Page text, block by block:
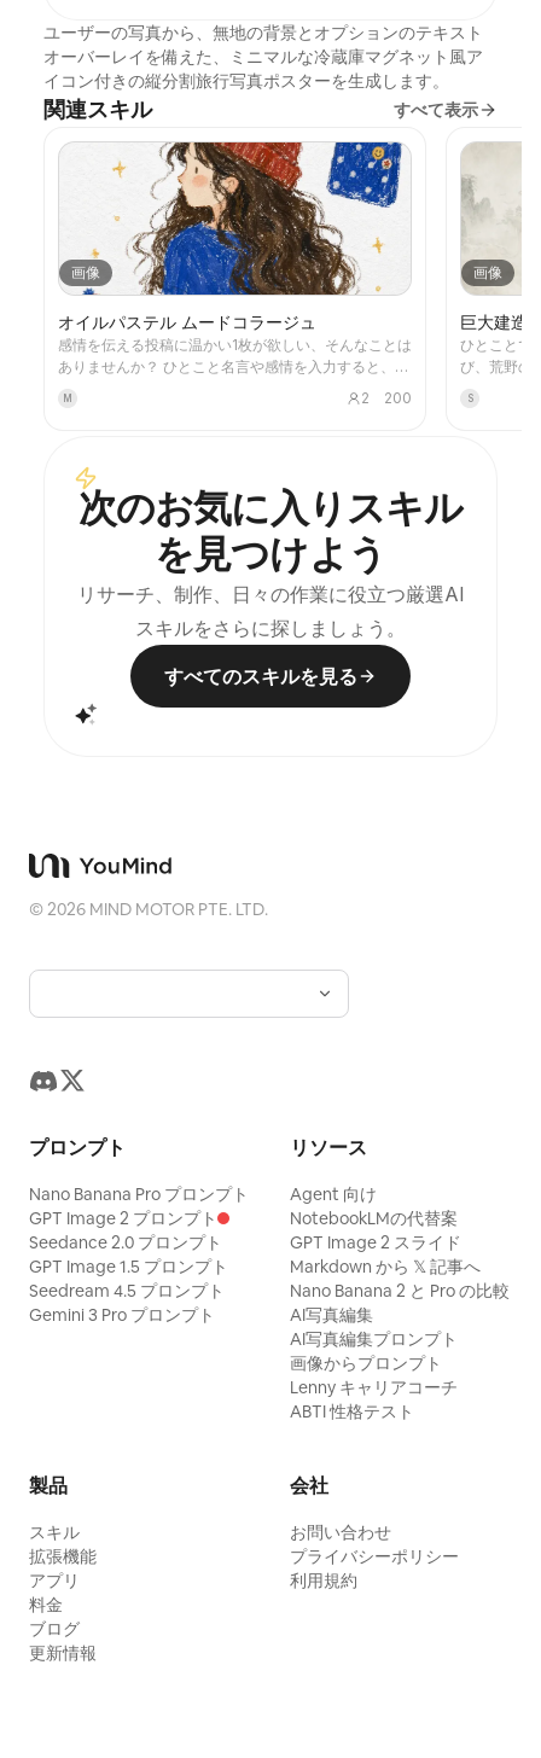
ユーザーの写真から、無地の背景とオプションのテキスト
オーバーレイを備えた、ミニマルな冷蔵庫マグネット風ア
イコン付きの縦分割旅行写真ポスターを生成します。
関連スキル すべて表示
画像
オイルパステル ムードコラージュ
感情を伝える投稿に温かい1枚が欲しい、そんなことは
ありませんか？ ひとこと名言や感情を入力すると、オ
イルパステルで描いた人物や日常の小物、手書きの名
言が散りばめられた癒しのイラストを生成します。ど
M 2 200
画像
巨大建造
ひとことで、世界
び、荒野の
S
次のお気に入りスキル
を見つけよう
リサーチ、制作、日々の作業に役立つ厳選AI
スキルをさらに探しましょう。
すべてのスキルを見る
©2026 MIND MOTOR PTE. LTD.
プロンプト
Nano Banana Pro プロンプト
GPT Image 2 プロンプト
Seedance 2.0 プロンプト
GPT Image 1.5 プロンプト
Seedream 4.5 プロンプト
Gemini 3 Pro プロンプト
リソース
Agent 向け
NotebookLMの代替案
GPT Image 2 スライド
Markdown から 𝕏 記事へ
Nano Banana 2 と Pro の比較
AI写真編集
AI写真編集プロンプト
画像からプロンプト
Lenny キャリアコーチ
ABTI 性格テスト
製品
スキル
拡張機能
アプリ
料金
ブログ
更新情報
会社
お問い合わせ
プライバシーポリシー
利用規約